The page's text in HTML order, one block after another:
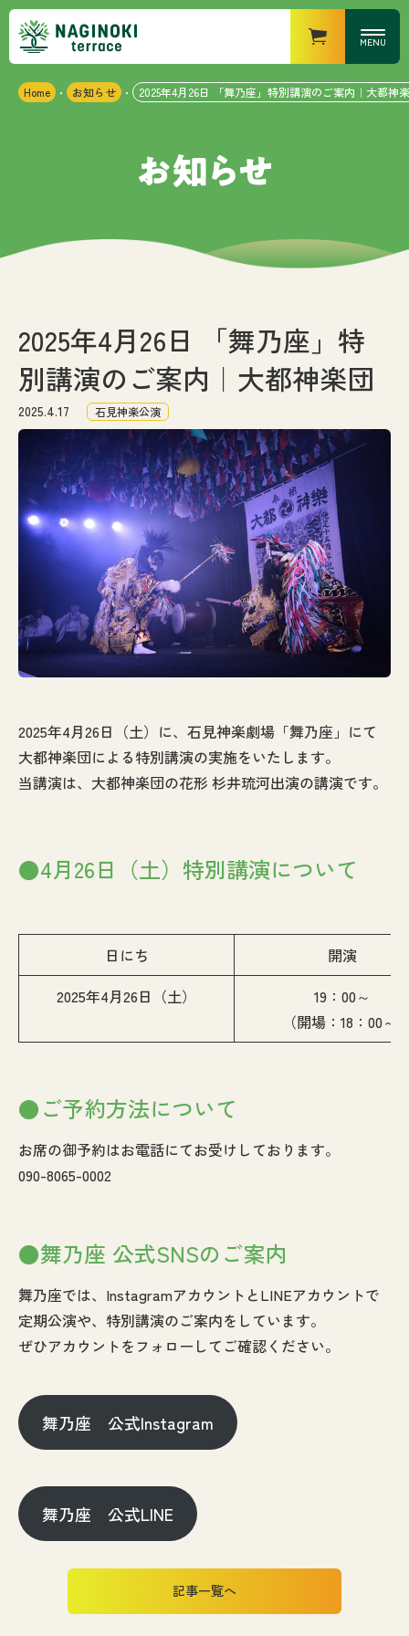
MENU
：11時〜15時（14時半
LO）
：17時〜21時（20時半
LO）
お知らせ
施設紹介
なぎの木通信
アクセス
お問い合わせ
Home ・ お知らせ ・ 2025年4月26日 「舞乃座」特別講演のご案内｜大都神
2025年4月26日 「舞乃座」特
別講演のご案内｜大都神楽団
2025.4.17 石見神楽公演
2025年4月26日（土）に、石見神楽劇場「舞乃座」にて
大都神楽団による特別講演の実施をいたします。
当講演は、大都神楽団の花形 杉井琉河出演の講演です。
●4月26日（土）特別講演について
日にち
開演
2025年4月26日（土）
19：00～
（開場：18：00～)
●ご予約方法について
お席の御予約はお電話にてお受けしております。
090-8065-0002
●舞乃座 公式SNSのご案内
舞乃座では、InstagramアカウントとLINEアカウントで
定期公演や、特別講演のご案内をしています。
ぜひアカウントをフォローしてご確認ください。
舞乃座 公式Instagram
舞乃座 公式LINE
記事一覧へ